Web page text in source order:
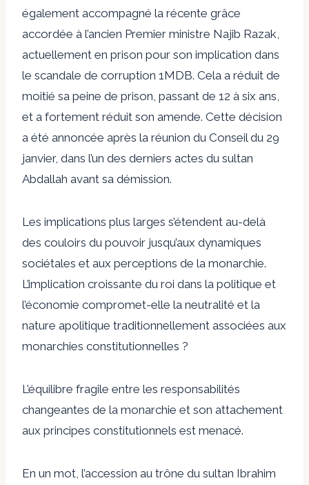
également accompagné la récente grâce
accordée à l’ancien Premier ministre Najib Razak,
actuellement en prison pour son implication dans
le scandale de corruption 1MDB. Cela a réduit de
moitié sa peine de prison, passant de 12 à six ans,
et a fortement réduit son amende. Cette décision
a été annoncée après la réunion du Conseil du 29
janvier, dans l’un des derniers actes du sultan
Abdallah avant sa démission.
Les implications plus larges s’étendent au-delà
des couloirs du pouvoir jusqu’aux dynamiques
sociétales et aux perceptions de la monarchie.
L’implication croissante du roi dans la politique et
l’économie compromet-elle la neutralité et la
nature apolitique traditionnellement associées aux
monarchies constitutionnelles ?
L’équilibre fragile entre les responsabilités
changeantes de la monarchie et son attachement
aux principes constitutionnels est menacé.
En un mot, l’accession au trône du sultan Ibrahim